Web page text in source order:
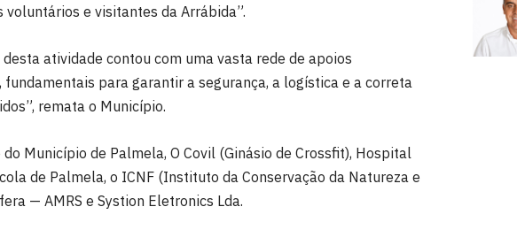
e visitantes da Arrábida”.
atividade contou com uma vasta rede de apoios
para garantir a segurança, a logística e a correta
remata o Município.
Município de Palmela, O Covil (Ginásio de Crossfit), Hospital
de Palmela, o ICNF (Instituto da Conservação da Natureza e
— AMRS e Systion Eletronics Lda.